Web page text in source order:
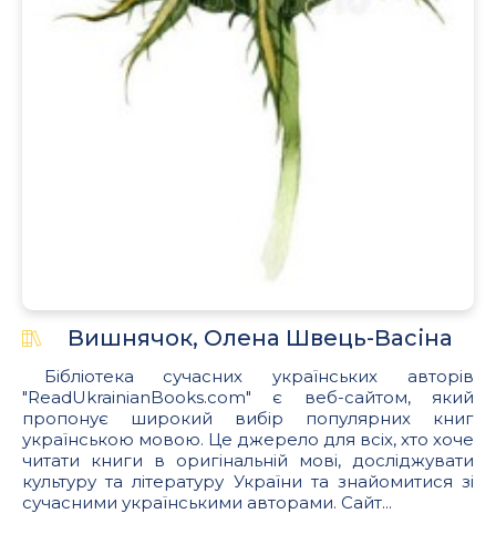
Вишнячок, Олена Швець-Васіна
Бібліотека сучасних українських авторів
"ReadUkrainianBooks.com" є веб-сайтом, який
пропонує широкий вибір популярних книг
українською мовою. Це джерело для всіх, хто хоче
читати книги в оригінальній мові, досліджувати
культуру та літературу України та знайомитися зі
сучасними українськими авторами. Сайт...